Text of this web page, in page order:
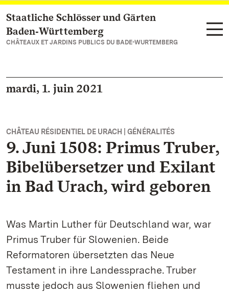
Vers la page d’accueil
Staatliche Schlösser und Gärten
Baden‑Württemberg
CHÂTEAUX ET JARDINS PUBLICS DU BADE-WURTEMBERG
mardi, 1. juin 2021
CHÂTEAU RÉSIDENTIEL DE URACH | GÉNÉRALITÉS
9. Juni 1508: Primus Truber,
Bibelübersetzer und Exilant
in Bad Urach, wird geboren
Was Martin Luther für Deutschland war, war
Primus Truber für Slowenien. Beide
Reformatoren übersetzten das Neue
Testament in ihre Landessprache. Truber
musste jedoch aus Slowenien fliehen und